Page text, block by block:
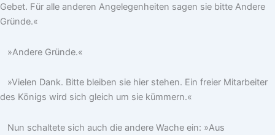
Gebet. Für alle anderen Angelegenheiten sagen sie bitte Andere
Gründe.«
»Andere Gründe.«
»Vielen Dank. Bitte bleiben sie hier stehen. Ein freier Mitarbeiter
des Königs wird sich gleich um sie kümmern.«
Nun schaltete sich auch die andere Wache ein: »Aus